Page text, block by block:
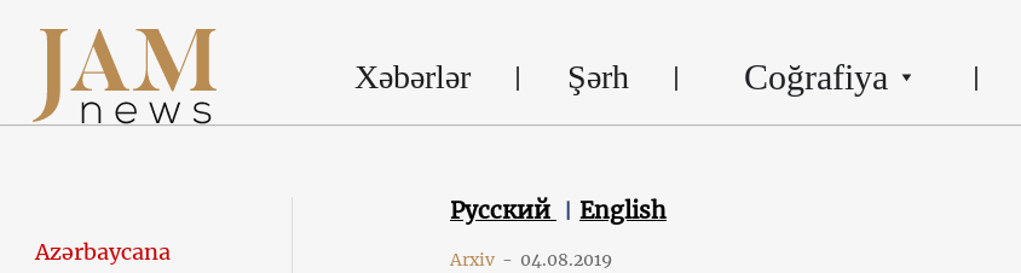
Xəbərlər Şərh Coğrafiya
Azərbaycana
Русский English
Arxiv - 04.08.2019